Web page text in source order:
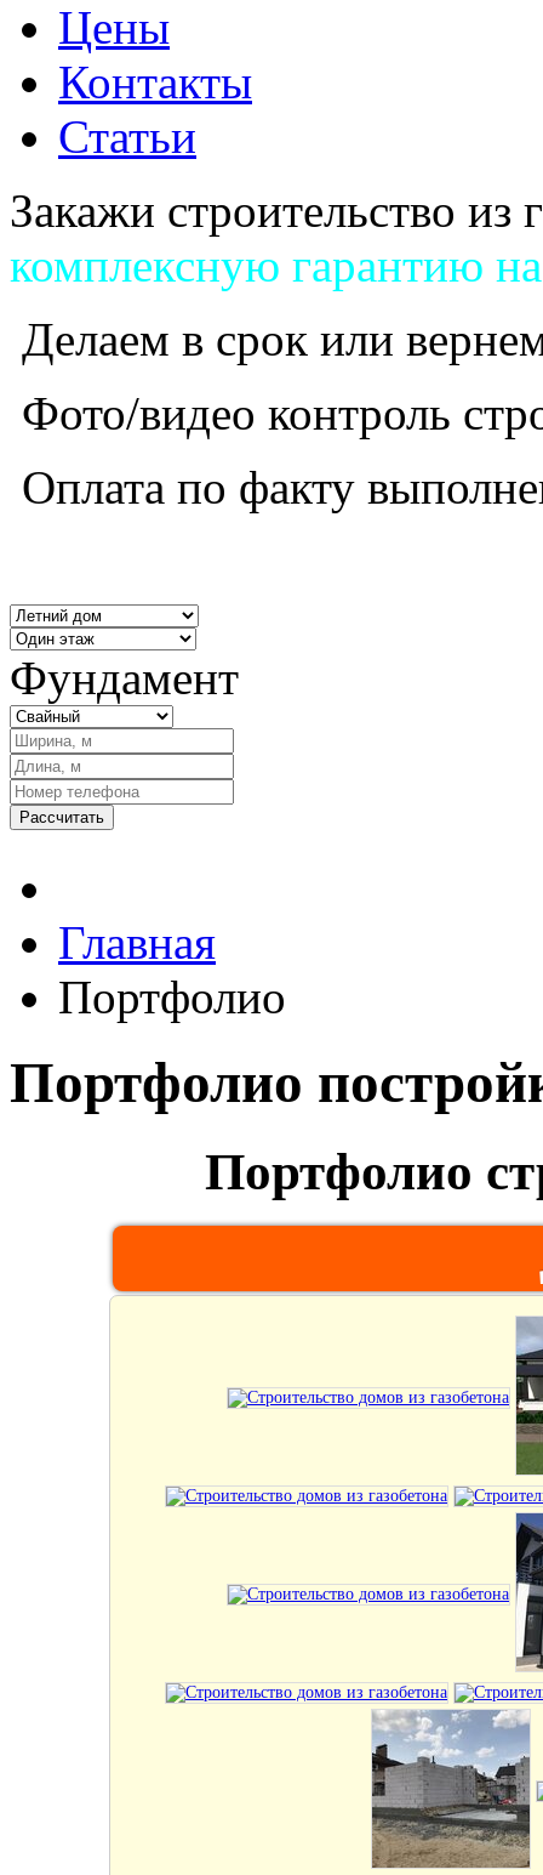
Цены
Контакты
Статьи
Закажи строительство из
комплексную гарантию
Делаем в срок или
Фото/видео контроль
Оплата по факту
Фундамент
Главная
Портфолио
Портфолио
Портфолио